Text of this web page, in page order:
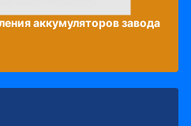
аккумуляторов завода